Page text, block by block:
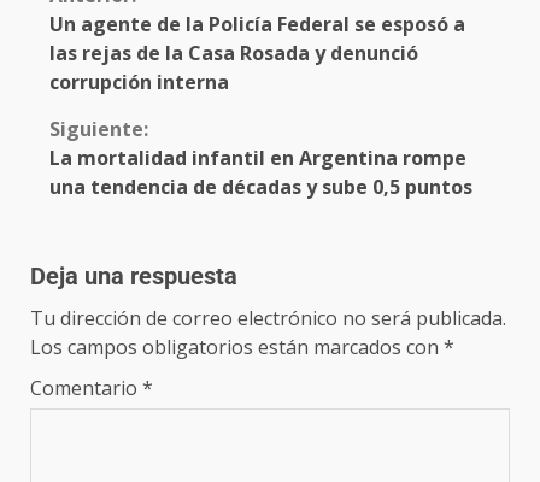
Un agente de la Policía Federal se esposó a
las rejas de la Casa Rosada y denunció
corrupción interna
Siguiente:
La mortalidad infantil en Argentina rompe
una tendencia de décadas y sube 0,5 puntos
Deja una respuesta
Tu dirección de correo electrónico no será publicada.
Los campos obligatorios están marcados con *
Comentario *